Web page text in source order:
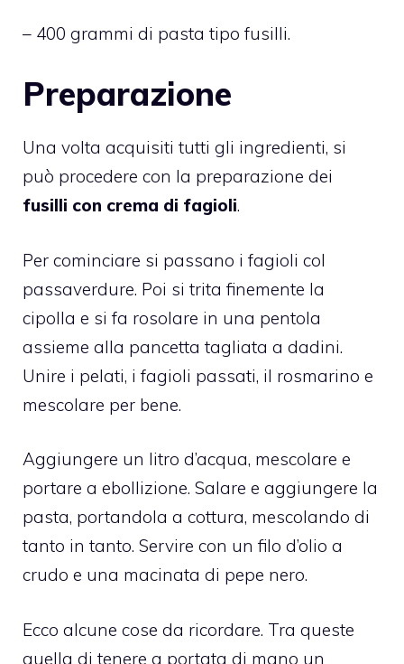
– 400 grammi di pasta tipo fusilli.
Preparazione
Una volta acquisiti tutti gli ingredienti, si
può procedere con la preparazione dei
fusilli con crema di fagioli.
Per cominciare si passano i fagioli col
passaverdure. Poi si trita finemente la
cipolla e si fa rosolare in una pentola
assieme alla pancetta tagliata a dadini.
Unire i pelati, i fagioli passati, il rosmarino e
mescolare per bene.
Aggiungere un litro d’acqua, mescolare e
portare a ebollizione. Salare e aggiungere la
pasta, portandola a cottura, mescolando di
tanto in tanto. Servire con un filo d’olio a
crudo e una macinata di pepe nero.
Ecco alcune cose da ricordare. Tra queste
quella di tenere a portata di mano un